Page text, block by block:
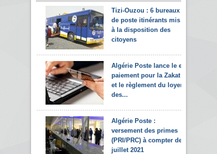
Tizi-Ouzou : 6 bureaux
de poste itinérants mis
à la disposition des
citoyens
Algérie Poste lance le e-
paiement pour la Zakat
et le règlement du loyer
des...
Algérie Poste :
versement des primes
(PRI/PRC) à compter de
juillet 2021